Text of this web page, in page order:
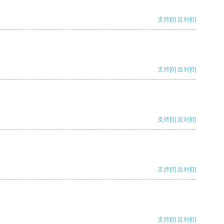
支持[0] 反对[0]
支持[0] 反对[0]
支持[0] 反对[0]
支持[0] 反对[0]
支持[0] 反对[0]